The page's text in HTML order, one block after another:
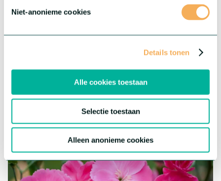
Niet-anonieme cookies
Details tonen
Alle cookies toestaan
Selectie toestaan
Alleen anonieme cookies
Gerbera Rebel®
assortiment een leuke twist te geven! Elke bloem heeft zijn